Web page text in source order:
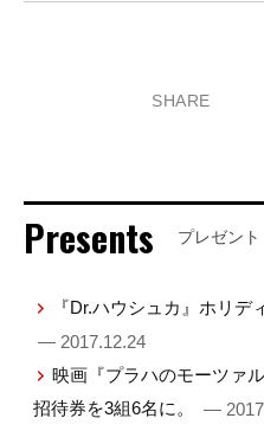
SHARE
Presents プレゼント
『Dr.ハウシュカ』ホリデ
— 2017.12.24
映画『プラハのモーツァ
招待券を3組6名に。
—